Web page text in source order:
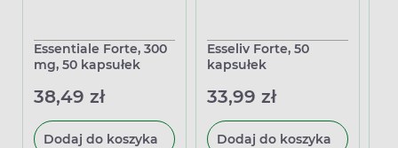
Essentiale Forte, 300
mg, 50 kapsułek
38,49 zł
Dodaj do koszyka
Esseliv Forte, 50
kapsułek
33,99 zł
Dodaj do koszyka